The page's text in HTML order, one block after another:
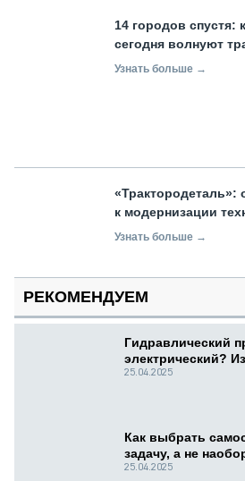
14 городов спустя:
сегодня волнуют
Узнать больше →
«Трактородеталь»:
к модернизации
Узнать больше →
РЕКОМЕНДУЕМ
Гидравлический
электрический?
25.04.2025
Как выбрать
задачу, а не
25.04.2025